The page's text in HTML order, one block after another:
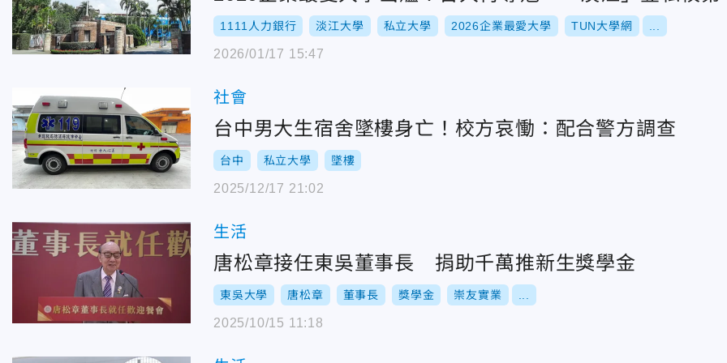
1111人力銀行 淡江大學 私立大學 2026企業最愛大學 TUN大學網
2026/01/17 15:47
社會
台中男大生宿舍墜樓身亡！校方哀慟：配合警方調查
台中 私立大學 墜樓
2025/12/17 21:02
生活
唐松章接任東吳董事長 捐助千萬推新生獎學金
東吳大學 唐松章 董事長 獎學金 崇友實業
2025/10/15 11:18